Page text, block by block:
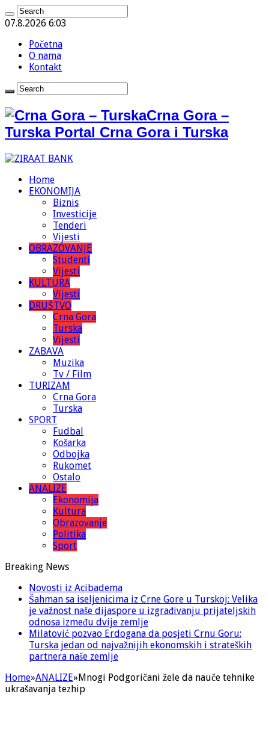
07.8.2026 6:03
Početna
O nama
Kontakt
Crna Gora –
Turska Portal Crna Gora i Turska
Home
EKONOMIJA
Biznis
Investicije
Tenderi
Vijesti
OBRAZOVANJE
Studenti
Vijesti
KULTURA
Vijesti
DRUŠTVO
Crna Gora
Turska
Vijesti
ZABAVA
Muzika
Tv / Film
TURIZAM
Crna Gora
Turska
SPORT
Fudbal
Košarka
Odbojka
Rukomet
Ostalo
ANALIZE
Ekonomija
Kultura
Obrazovanje
Politika
Sport
Breaking News
Novosti iz Acibadema
Šahman sa iseljenicima iz Crne Gore u Turskoj: Velika
je važnost naše dijaspore u izgrađivanju prijateljskih
odnosa između dvije zemlje
Milatović pozvao Erdogana da posjeti Crnu Goru:
Turska jedan od najvažnijih ekonomskih i strateških
partnera naše zemlje
Home»ANALIZE»Mnogi Podgoričani žele da nauče tehnike
ukrašavanja tezhip